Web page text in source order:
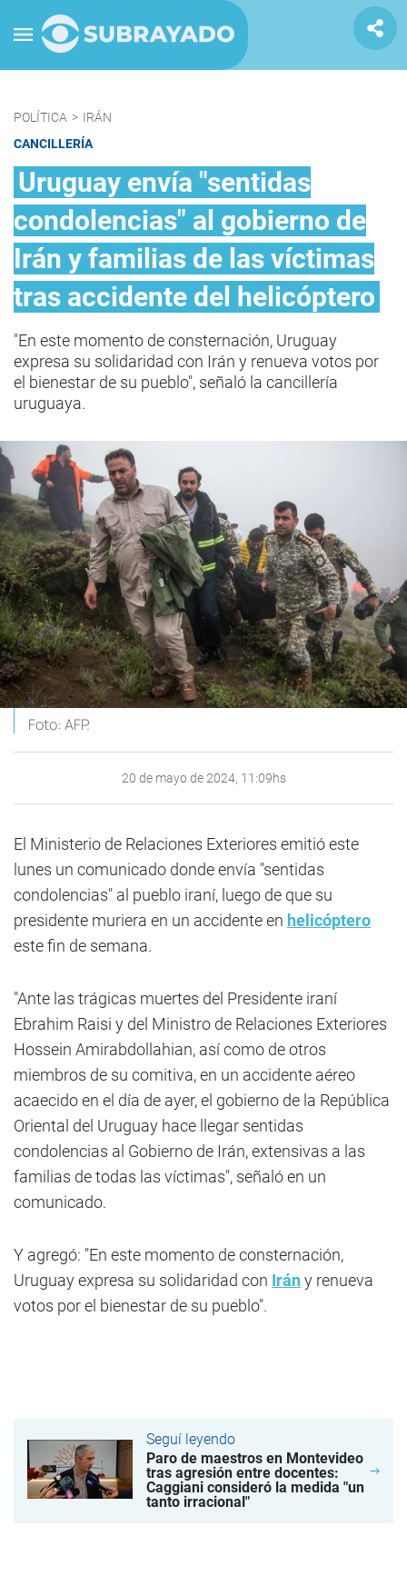
POLÍTICA > IRÁN
CANCILLERÍA
Uruguay envía "sentidas
condolencias" al gobierno de
Irán y familias de las víctimas
tras accidente del helicóptero
"En este momento de consternación, Uruguay
expresa su solidaridad con Irán y renueva votos por
el bienestar de su pueblo", señaló la cancillería
uruguaya.
Foto: AFP.
20 de mayo de 2024, 11:09hs
El Ministerio de Relaciones Exteriores emitió este
lunes un comunicado donde envía "sentidas
condolencias" al pueblo iraní, luego de que su
presidente muriera en un accidente en helicóptero
este fin de semana.
"Ante las trágicas muertes del Presidente iraní
Ebrahim Raisi y del Ministro de Relaciones Exteriores
Hossein Amirabdollahian, así como de otros
miembros de su comitiva, en un accidente aéreo
acaecido en el día de ayer, el gobierno de la República
Oriental del Uruguay hace llegar sentidas
condolencias al Gobierno de Irán, extensivas a las
familias de todas las víctimas", señaló en un
comunicado.
Y agregó: "En este momento de consternación,
Uruguay expresa su solidaridad con Irány renueva
votos por el bienestar de su pueblo".
Seguí leyendo
Paro de maestros en Montevideo
tras agresión entre docentes:
Caggiani consideró la medida "un
tanto irracional"